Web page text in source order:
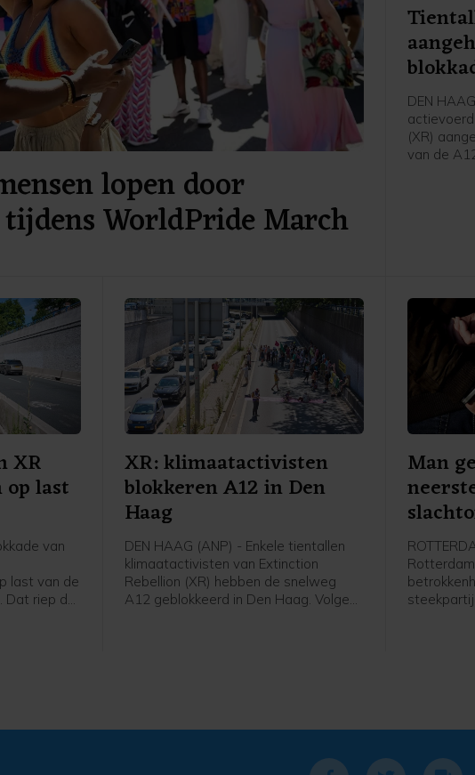
lopen door
WorldPride March
Haag
DEN
(XR)
van de
XR
last
van
last van de
Dat riep de
XR: klimaatactivisten
blokkeren A12 in Den
Haag
DEN HAAG (ANP) - Enkele tientallen
klimaatactivisten van Extinction
Rebellion (XR) hebben de snelweg
A12 geblokkeerd in Den Haag. Volgens
Man